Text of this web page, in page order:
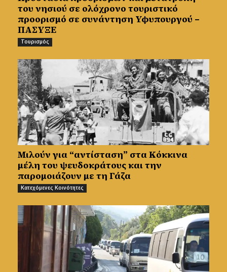
του νησιού σε ολόχρονο τουριστικό
προορισμό σε συνάντηση Υφυπουργού –
ΠΑΣΥΞΕ
Τουρισμός
Μιλούν για “αντίσταση” στα Κόκκινα
μέλη του ψευδοκράτους και την
παρομοιάζουν με τη Γάζα
Κατεχόμενες Κοινότητες